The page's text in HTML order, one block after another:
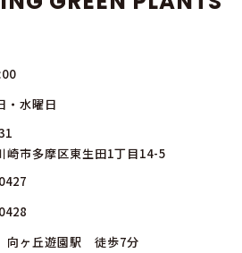
・水曜日
崎市多摩区東生田1丁目14-5
ヶ丘遊園駅 徒歩7分